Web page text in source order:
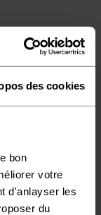
des cookies
bon
votre
d'anlayser les
du
running 3/4
70.00
ski de fond